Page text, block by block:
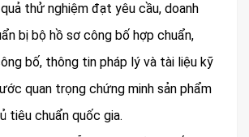
thử nghiệm đạt yêu cầu, doanh
bị bộ hồ sơ công bố hợp chuẩn,
bố, thông tin pháp lý và tài liệu kỹ
quan trọng chứng minh sản phẩm
tiêu chuẩn quốc gia.